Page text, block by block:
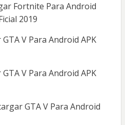
Fortnite Para Android
2019
V Para Android APK
V Para Android APK
GTA V Para Android